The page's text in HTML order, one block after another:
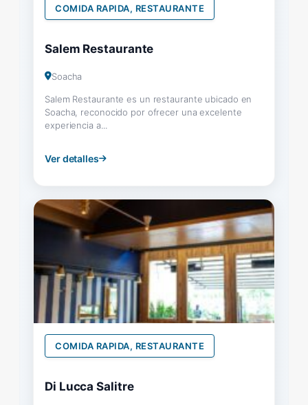
COMIDA RAPIDA, RESTAURANTE
Salem Restaurante
Soacha
Salem Restaurante es un restaurante ubicado en
Soacha, reconocido por ofrecer una excelente
experiencia a...
Ver detalles
COMIDA RAPIDA, RESTAURANTE
Di Lucca Salitre